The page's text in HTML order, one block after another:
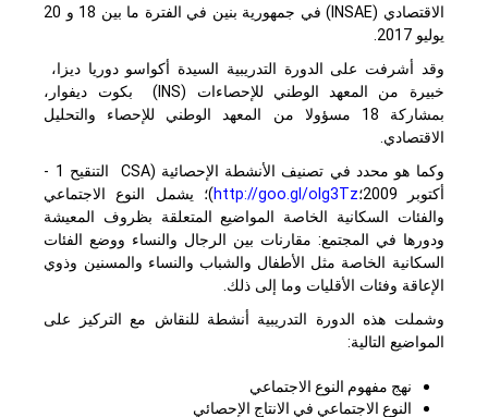
الاقتصادي (INSAE
) في جمهورية بنين في الفترة ما بين 18 و 20
يوليو 2017.
وقد أشرفت على الدورة التدريبية السيدة أكواسو دوريا ديزا،
خبيرة من المعهد الوطني للإحصاءات ( INS) بكوت ديفوار،
بمشاركة 18 مسؤولا من المعهد الوطني للإحصاء والتحليل
الاقتصادي.
وكما هو محدد في تصنيف الأنشطة الإحصائية (CSA
التنقيح 1 -
أكتوبر 2009؛
http://goo.gl/olg3Tz)؛ يشمل النوع الاجتماعي
والفئات السكانية الخاصة المواضيع المتعلقة بظروف المعيشة
ودورها في المجتمع: مقارنات بين الرجال والنساء ووضع الفئات
السكانية الخاصة مثل الأطفال والشباب والنساء والمسنين وذوي
الإعاقة وفئات الأقليات وما إلى ذلك.
وشملت هذه الدورة التدريبية أنشطة للنقاش مع التركيز على
المواضيع التالية:
نهج مفهوم النوع الاجتماعي
النوع الاجتماعي في الانتاج الإحصائي